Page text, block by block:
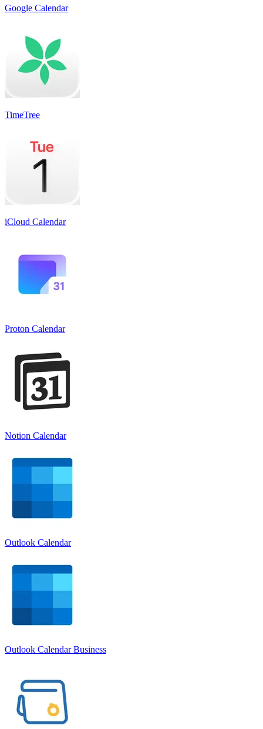
Google Calendar
TimeTree
iCloud Calendar
Proton Calendar
Notion Calendar
Outlook Calendar
Outlook Calendar Business